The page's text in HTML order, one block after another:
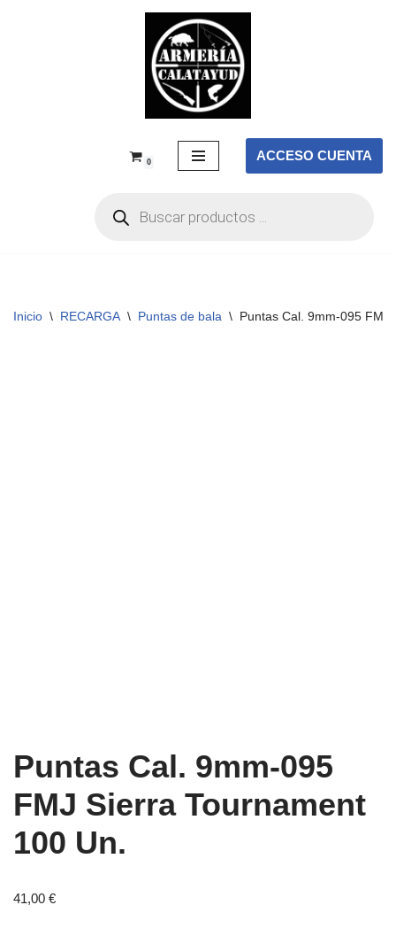
0 ACCESO CUENTA
Inicio \ RECARGA \ Puntas de bala \ Puntas Cal. 9mm-095 FMJ
Puntas Cal. 9mm-095
FMJ Sierra Tournament
100 Un.
41,00 €